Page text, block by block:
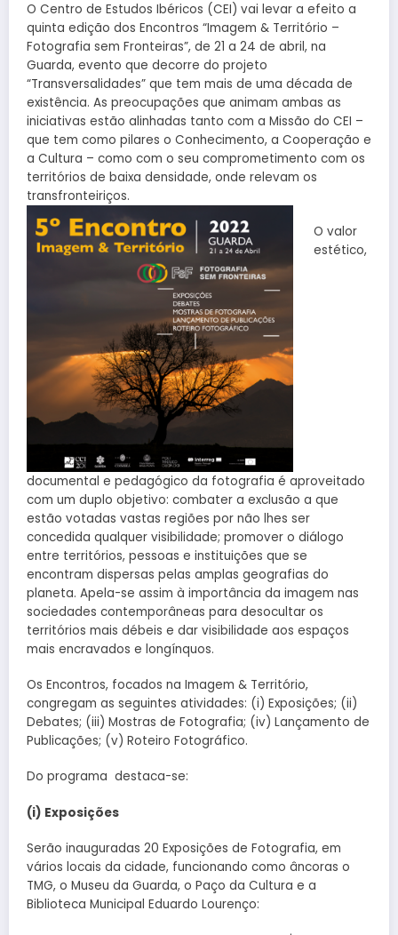
O Centro de Estudos Ibéricos (CEI) vai levar a efeito a
quinta edição dos Encontros “Imagem & Território –
Fotografia sem Fronteiras”, de 21 a 24 de abril, na
Guarda, evento que decorre do projeto
“Transversalidades” que tem mais de uma década de
existência. As preocupações que animam ambas as
iniciativas estão alinhadas tanto com a Missão do CEI –
que tem como pilares o Conhecimento, a Cooperação e
a Cultura – como com o seu comprometimento com os
territórios de baixa densidade, onde relevam os
transfronteiriços.
O valor
estético,
documental e pedagógico da fotografia é aproveitado
com um duplo objetivo: combater a exclusão a que
estão votadas vastas regiões por não lhes ser
concedida qualquer visibilidade; promover o diálogo
entre territórios, pessoas e instituições que se
encontram dispersas pelas amplas geografias do
planeta. Apela-se assim à importância da imagem nas
sociedades contemporâneas para desocultar os
territórios mais débeis e dar visibilidade aos espaços
mais encravados e longínquos.
Os Encontros, focados na Imagem & Território,
congregam as seguintes atividades: (i) Exposições; (ii)
Debates; (iii) Mostras de Fotografia; (iv) Lançamento de
Publicações; (v) Roteiro Fotográfico.
Do programa destaca-se:
(i) Exposições
Serão inauguradas 20 Exposições de Fotografia, em
vários locais da cidade, funcionando como âncoras o
TMG, o Museu da Guarda, o Paço da Cultura e a
Biblioteca Municipal Eduardo Lourenço: